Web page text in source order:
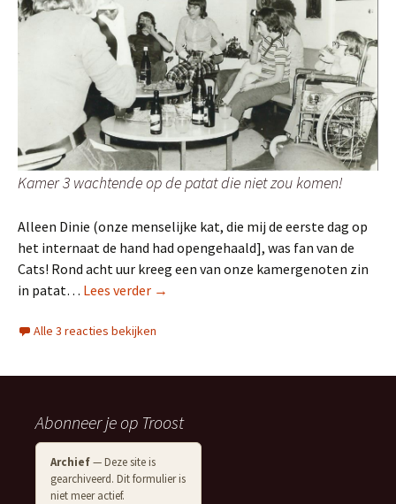
Kamer 3 wachtende op de patat die niet zou komen!
Alleen Dinie (onze menselijke kat, die mij de eerste dag op
het internaat de hand had opengehaald], was fan van de
Cats! Rond acht uur kreeg een van onze kamergenoten zin
in patat… Lees verder Sint Maartenskliniek 1971-1977. Patat
→
Alle 3 reacties bekijken
Abonneer je op Troost
Archief— Deze site is
gearchiveerd. Dit formulier is
niet meer actief.